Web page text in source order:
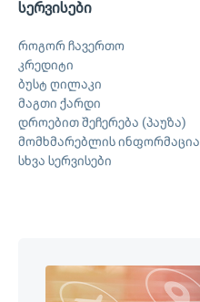
სერვისები
როგორ ჩავერთო
კრედიტი
ბუსტ ღილაკი
მაგთი ქარდი
დროებით შეჩერება (პაუზა)
მომხმარებლის ინფორმაცია
სხვა სერვისები